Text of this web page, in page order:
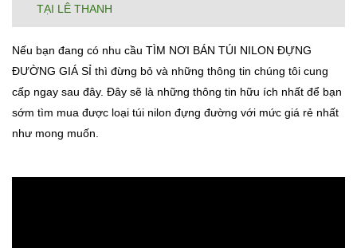
TẠI LÊ THANH
Nếu bạn đang có nhu cầu TÌM NƠI BÁN TÚI NILON ĐỰNG
ĐƯỜNG GIÁ SỈ thì đừng bỏ và những thông tin chúng tôi cung
cấp ngay sau đây. Đây sẽ là những thông tin hữu ích nhất để bạn
sớm tìm mua được loại túi nilon đựng đường với mức giá rẻ nhất
như mong muốn.